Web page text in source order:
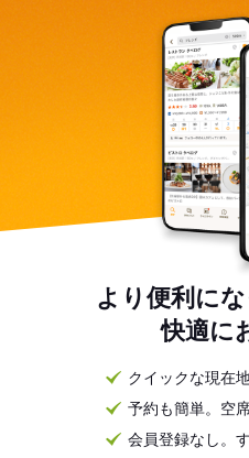
より便利に
快適に
クイックな現在
予約も簡単。空
会員登録なし。